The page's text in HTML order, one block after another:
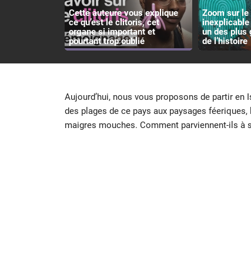
Cette auteure vous explique
ce qu’est le clitoris, cet
organe si important et
pourtant trop oublié
Zoom sur le
un des plus
de l’histoire
Aujourd’hui, nous vous proposons de partir
des plages de ce pays aux paysages
maigres mouches. Comment parviennent-ils